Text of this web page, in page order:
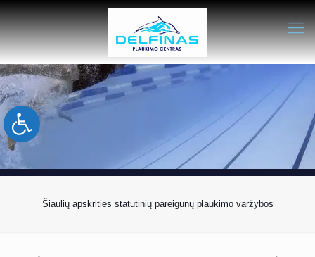
Open toolbar
Šiaulių apskrities statutinių pareigūnų plaukimo varžybos